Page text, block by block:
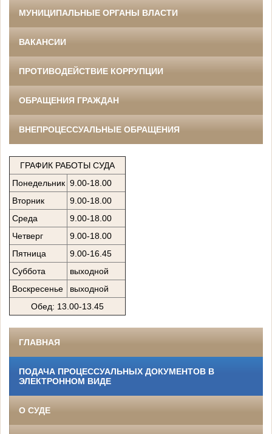
МУНИЦИПАЛЬНЫЕ ОРГАНЫ ВЛАСТИ
ВАКАНСИИ
ПРОТИВОДЕЙСТВИЕ КОРРУПЦИИ
ОБРАЩЕНИЯ ГРАЖДАН
ВНЕПРОЦЕССУАЛЬНЫЕ ОБРАЩЕНИЯ
ГРАФИК РАБОТЫ СУДА
Понедельник 9.00-18.00
Вторник
9.00-18.00
Среда
9.00-18.00
Четверг
9.00-18.00
Пятница
9.00-16.45
Суббота
выходной
Воскресенье
выходной
Обед: 13.00-13.45
ГЛАВНАЯ
ПОДАЧА ПРОЦЕССУАЛЬНЫХ ДОКУМЕНТОВ В
ЭЛЕКТРОННОМ ВИДЕ
О СУДЕ